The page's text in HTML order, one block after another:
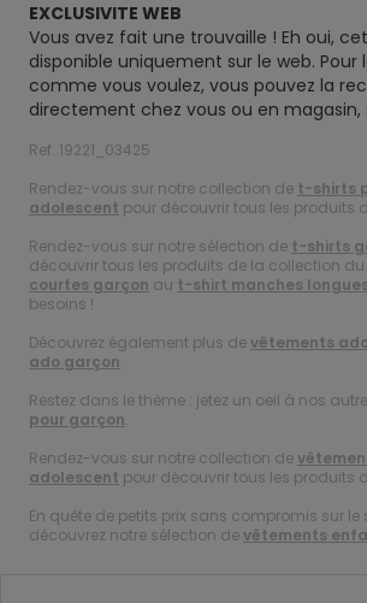
EXCLUSIVITE WEB
Vous avez fait une trouvaille ! Eh oui,
disponible uniquement sur le web. Pour
comme vous voulez, vous pouvez la
directement chez vous ou en magasin,
Ref. 19221_03425
Rendez-vous sur notre collection de t-shirts
adolescent pour découvrir tous les produits
Rendez-vous sur notre sélection de t-shirts
découvrir tous les produits de la collection du
courtes garçon au t-shirt manches
besoins !
Découvrez également plus devêtements
ado garçon.
Restez dans le thème : jetez un oeil à nos
pour garçon.
Rendez-vous sur notre collection de
adolescent pour découvrir tous les produits
En quête de petits prix sans compromis sur le
découvrez notre sélection devêtements